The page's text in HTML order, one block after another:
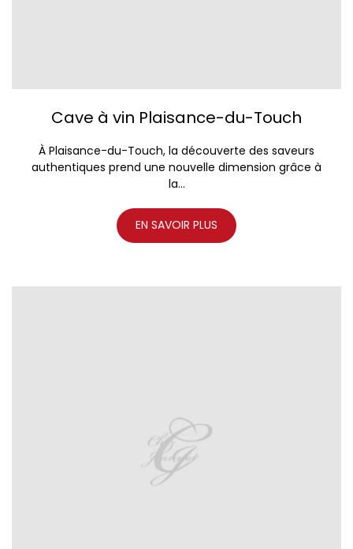
Cave à vin Plaisance-du-Touch
À Plaisance-du-Touch, la découverte des saveurs
authentiques prend une nouvelle dimension grâce à
la...
EN SAVOIR PLUS